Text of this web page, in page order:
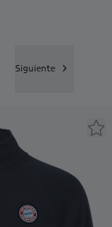
Siguiente